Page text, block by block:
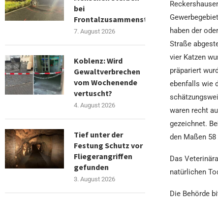
haben der
Straße
vier Katzen
präpariert
ebenfalls wie
waren recht
gezeichnet.
den Maßen 58
Das
natürlichen
Die Behörde
bei
Frontalzusammenstoß
7. August 2026
Koblenz: Wird
Gewaltverbrechen
vom Wochenende
vertuscht?
4. August 2026
Tief unter der
Festung Schutz vor
Fliegerangriffen
gefunden
3. August 2026